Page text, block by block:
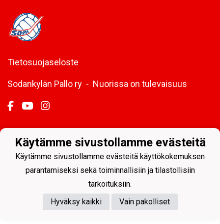
Tietosuojaseloste
Sodankylän Pallo ry - Nuorissa on tulevaisuus
Powered by
Käytämme sivustollamme evästeitä
Käytämme sivustollamme evästeitä käyttökokemuksen
parantamiseksi sekä toiminnallisiin ja tilastollisiin
tarkoituksiin.
Hyväksy kaikki
Vain pakolliset